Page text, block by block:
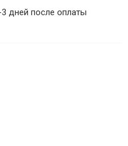
дней после оплаты